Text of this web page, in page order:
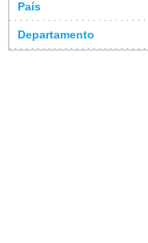
País
Departamento